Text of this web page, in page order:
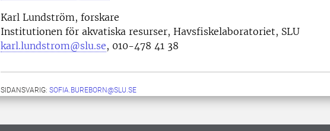
Karl Lundström, forskare
Institutionen för akvatiska resurser, Havsfiskelaboratoriet, SLU
karl.lundstrom@slu.se, 010-478 41 38
SIDANSVARIG: SOFIA.BUREBORN@SLU.SE